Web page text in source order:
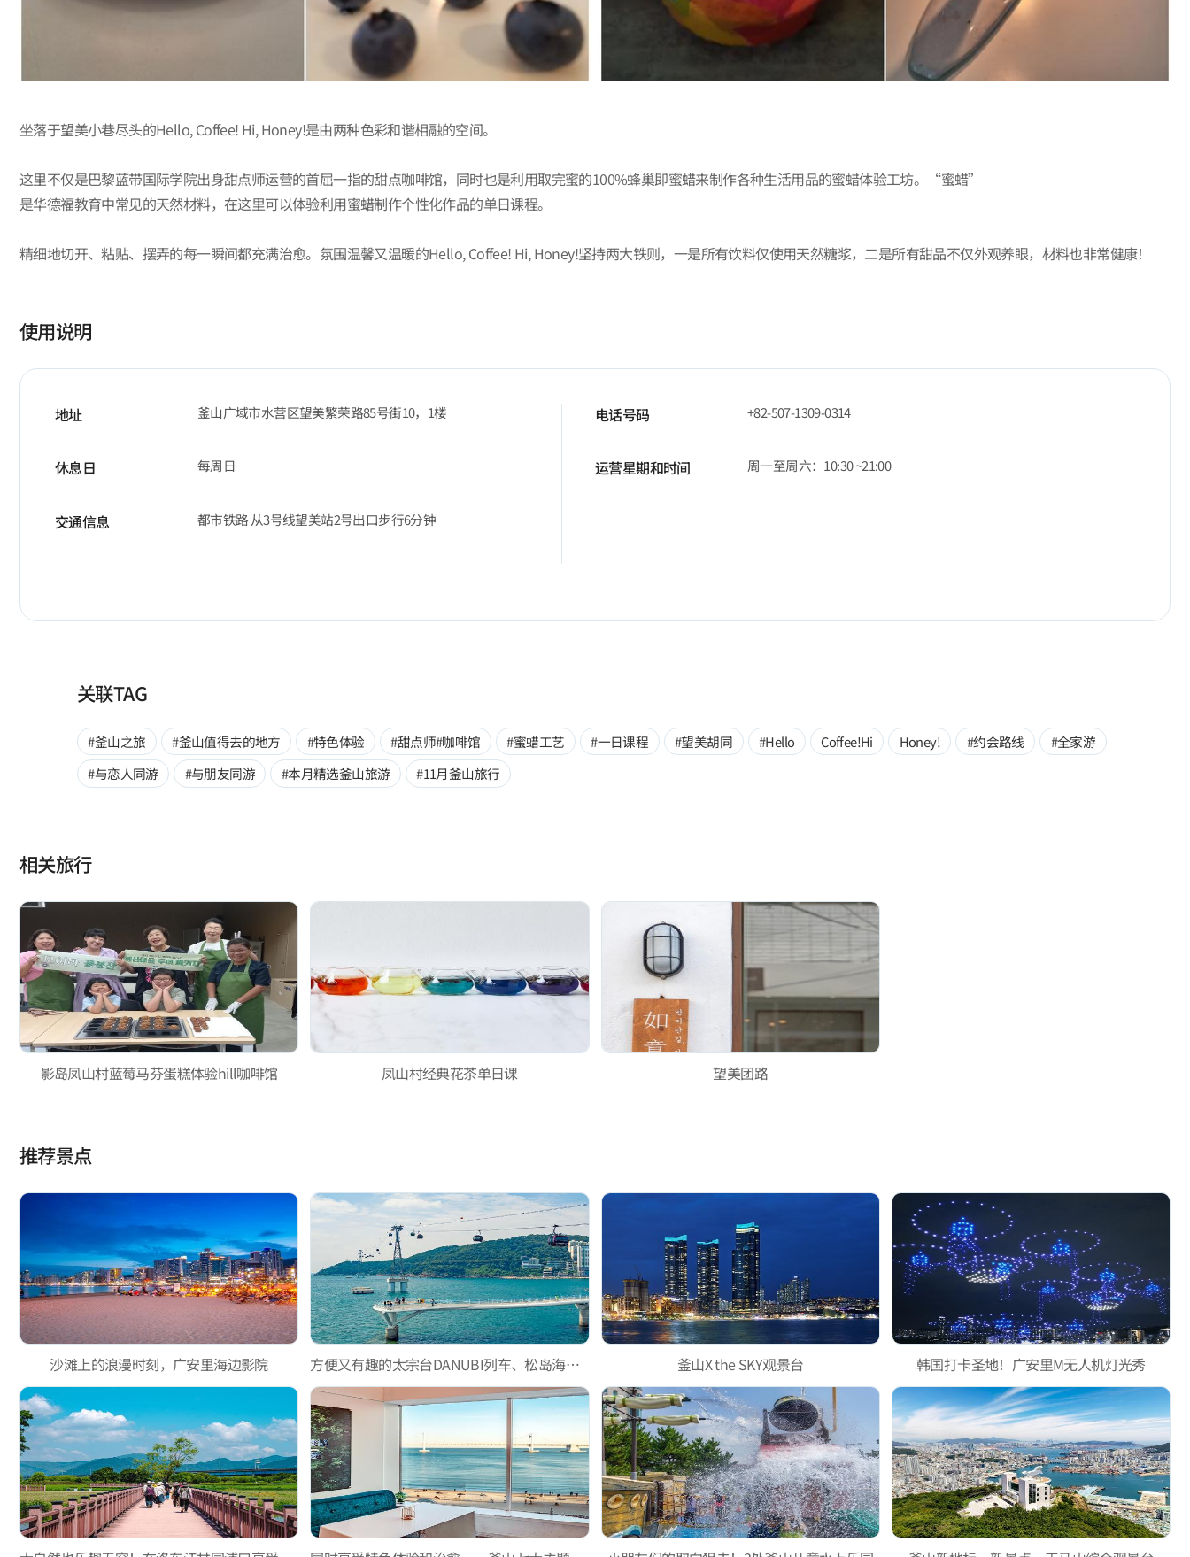
坐落于望美小巷尽头的Hello, Coffee! Hi, Honey!是由两种色彩和谐相融的空间。
这里不仅是巴黎蓝带国际学院出身甜点师运营的首屈一指的甜点咖啡馆，同时也是利用取完蜜的100%蜂巢即蜜蜡来制作各种生活用品的蜜蜡体验工坊。“蜜蜡”
是华德福教育中常见的天然材料，在这里可以体验利用蜜蜡制作个性化作品的单日课程。
精细地切开、粘贴、摆弄的每一瞬间都充满治愈。氛围温馨又温暖的Hello, Coffee! Hi, Honey!坚持两大铁则，一是所有饮料仅使用天然糖浆，二是所有甜品不仅外观养眼，材料也非常健康！
使用说明
地址 釜山广域市水营区望美繁荣路85号街10，1楼 电话号码 +82-507-1309-0314
休息日 每周日 运营星期和时间 周一至周六：10:30 ~21:00
交通信息 都市铁路 从3号线望美站2号出口步行6分钟
关联TAG
#釜山之旅 #釜山值得去的地方 #特色体验 #甜点师#咖啡馆 #蜜蜡工艺 #一日课程 #望美胡同 #Hello Coffee!Hi Honey! #约会路线
#全家游
#与恋人同游
#与朋友同游 #本月精选釜山旅游 #11月釜山旅行
相关旅行
影岛凤山村蓝莓马芬蛋糕体验hill咖啡馆 凤山村经典花茶单日课 望美团路
推荐景点
沙滩上的浪漫时刻，广安里海边影院 方便又有趣的太宗台DANUBI列车、松岛海上缆车 釜山X the SKY观景台 韩国打卡圣地！广安里M无人机灯光秀